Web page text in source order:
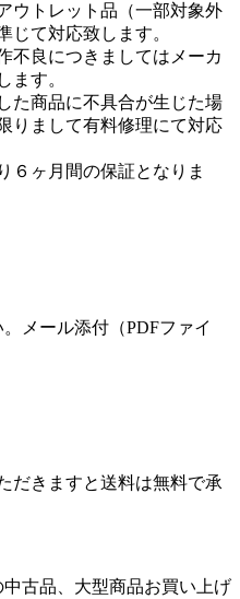
ウトレット品（一部対象外
じて対応致します。
不良につきましてはメーカ
ます。
た商品に不具合が生じた場
りまして有料修理にて対応
６ヶ月間の保証となりま
メール添付（PDFファイ
だきますと送料は無料で承
古品、大型商品お買い上げ